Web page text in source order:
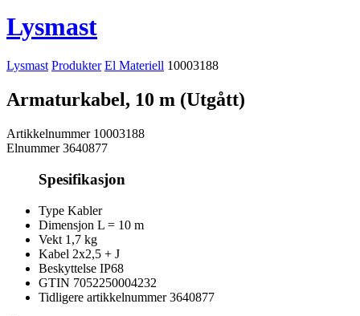
Lysmast
Lysmast Produkter El Materiell 10003188
Armaturkabel, 10 m (Utgått)
Artikkelnummer 10003188
Elnummer 3640877
Spesifikasjon
Type Kabler
Dimensjon L = 10 m
Vekt 1,7 kg
Kabel 2x2,5 + J
Beskyttelse IP68
GTIN 7052250004232
Tidligere artikkelnummer 3640877